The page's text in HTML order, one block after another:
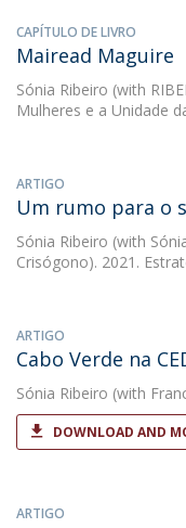
CAPÍTULO DE LIVRO
Mairead Maguire
Sónia Ribeiro (with
Mulheres e a Unidade
ARTIGO
Um rumo para o
Sónia Ribeiro (with
Crisógono). 2021.
ARTIGO
Cabo Verde na
Sónia Ribeiro (with
DOWNLOAD AND
ARTIGO